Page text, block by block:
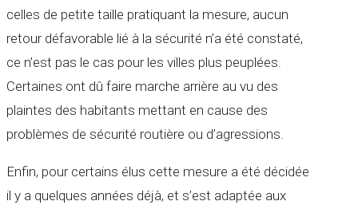
celles de petite taille pratiquant la mesure, aucun
retour défavorable lié à la sécurité n’a été constaté,
ce n’est pas le cas pour les villes plus peuplées.
Certaines ont dû faire marche arrière au vu des
plaintes des habitants mettant en cause des
problèmes de sécurité routière ou d’agressions.
Enfin, pour certains élus cette mesure a été décidée
il y a quelques années déjà, et s’est adaptée aux